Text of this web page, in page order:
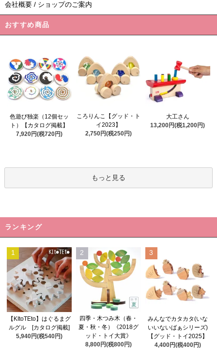
会社概要 / ショップのご案内
おすすめ商品
色遊び独楽（12個セッ
ト）【カタログ掲載】
7,920円(税720円)
ころりんこ【グッド・ト
イ2023】
2,750円(税250円)
大工さん
13,200円(税1,200円)
もっと見る
ランキング
1
【KItoTEto】はぐるまグ
ルグル [カタログ掲載]
5,940円(税540円)
2
四季・木つみ木（春・
夏・秋・冬）《2018グ
ッド・トイ大賞》
8,800円(税800円)
3
みんなでカタカタ(いな
いいないばぁシリーズ)
【グッド・トイ2025】
4,400円(税400円)